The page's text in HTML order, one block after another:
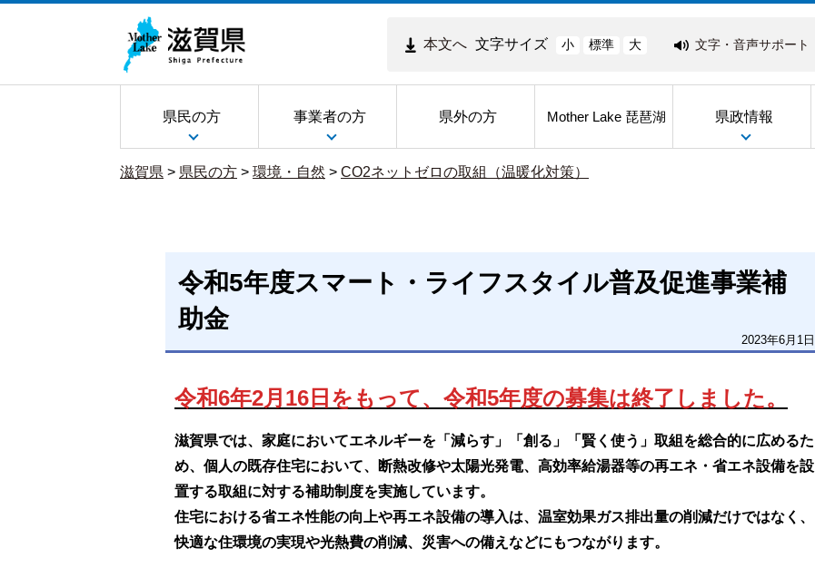
本文へ 文字サイズ 小 標準 大 文字・音声サポート
県民の方 事業者の方 県外の方 Mother Lake 琵琶湖 県政情報
滋賀県 > 県民の方 > 環境・自然 > CO2ネットゼロの取組（温暖化対策）
令和5年度スマート・ライフスタイル普及促進事業補
助金
2023年6月1日
令和6年2月16日をもって、令和5年度の募集は終了しました。
滋賀県では、家庭においてエネルギーを「減らす」「創る」「賢く使う」取組を総合的に広めるた
め、個人の既存住宅において、断熱改修や太陽光発電、高効率給湯器等の再エネ・省エネ設備を設
置する取組に対する補助制度を実施しています。
住宅における省エネ性能の向上や再エネ設備の導入は、温室効果ガス排出量の削減だけではなく、
快適な住環境の実現や光熱費の削減、災害への備えなどにもつながります。